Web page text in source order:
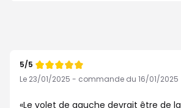
pour
afficher
Note
de
5/5
Le 23/01/2025 - commande du 16/01/2025
Le volet de gauche devrait être de la